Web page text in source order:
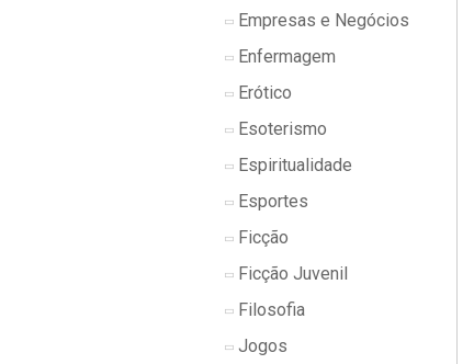
Empresas e Negócios
Enfermagem
Erótico
Esoterismo
Espiritualidade
Esportes
Ficção
Ficção Juvenil
Filosofia
Jogos